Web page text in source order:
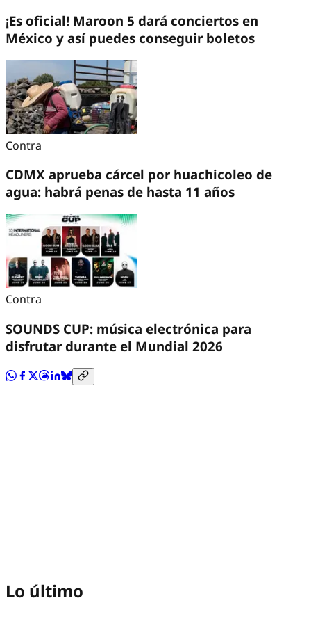
¡Es oficial! Maroon 5 dará conciertos en
México y así puedes conseguir boletos
Contra
CDMX aprueba cárcel por huachicoleo de
agua: habrá penas de hasta 11 años
Contra
SOUNDS CUP: música electrónica para
disfrutar durante el Mundial 2026
Lo último